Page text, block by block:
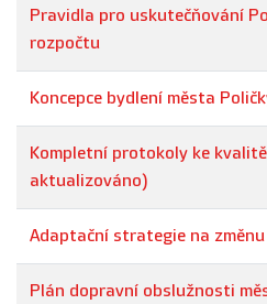
Pravidla pro uskutečňování
rozpočtu
Koncepce bydlení města
Kompletní protokoly ke
aktualizováno)
Adaptační strategie na
Plán dopravní obslužnosti